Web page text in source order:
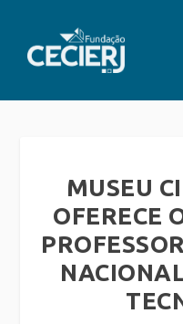
MUSEU
OFERECE